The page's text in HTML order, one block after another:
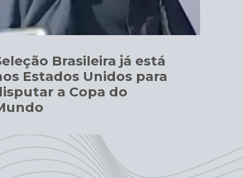
Brasileira já está
Estados Unidos para
a Copa do